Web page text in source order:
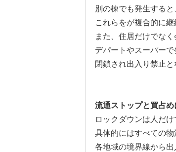
別の棟でも発生する
これらをが複合的に
また、住居だけでな
デパートやスーパー
閉鎖され出入り禁止と
流通ストップと買占
ロックダウンは人だ
具体的にはすべての
各地域の境界線から出